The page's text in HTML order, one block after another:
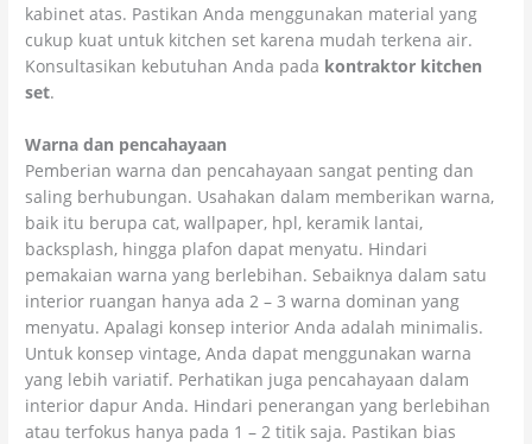
kabinet atas. Pastikan Anda menggunakan material yang
cukup kuat untuk kitchen set karena mudah terkena air.
Konsultasikan kebutuhan Anda pada kontraktor kitchen
set.
Warna dan pencahayaan
Pemberian warna dan pencahayaan sangat penting dan
saling berhubungan. Usahakan dalam memberikan warna,
baik itu berupa cat, wallpaper, hpl, keramik lantai,
backsplash, hingga plafon dapat menyatu. Hindari
pemakaian warna yang berlebihan. Sebaiknya dalam satu
interior ruangan hanya ada 2 – 3 warna dominan yang
menyatu. Apalagi konsep interior Anda adalah minimalis.
Untuk konsep vintage, Anda dapat menggunakan warna
yang lebih variatif. Perhatikan juga pencahayaan dalam
interior dapur Anda. Hindari penerangan yang berlebihan
atau terfokus hanya pada 1 – 2 titik saja. Pastikan bias